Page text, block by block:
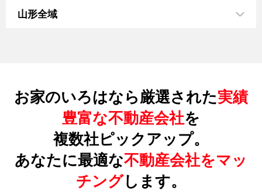
山形全域
お家のいろはなら厳選された実績
豊富な不動産会社を
複数社ピックアップ。
あなたに最適な不動産会社をマッ
チングします。